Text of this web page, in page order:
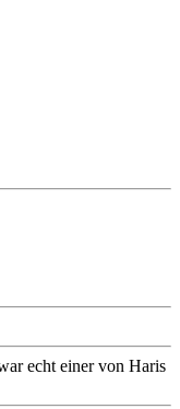
echt einer von Haris